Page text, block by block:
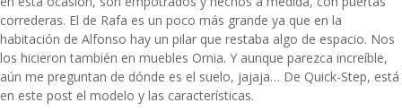
correderas. El de Rafa es un poco más grande ya que en la
habitación de Alfonso hay un pilar que restaba algo de espacio. Nos
los hicieron también en muebles Ornia. Y aunque parezca increíble,
aún me preguntan de dónde es el suelo, jajaja… De Quick-Step, está
en este post el modelo y las características.